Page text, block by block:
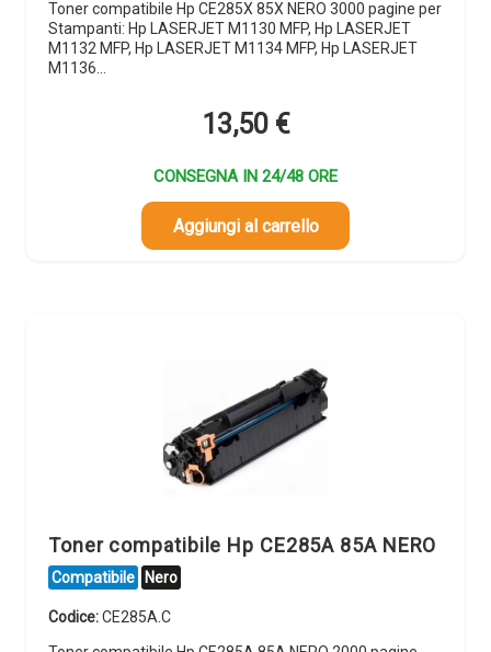
Toner compatibile Hp CE285X 85X NERO 3000 pagine per
Stampanti: Hp LASERJET M1130 MFP, Hp LASERJET
M1132 MFP, Hp LASERJET M1134 MFP, Hp LASERJET
M1136…
13,50 €
CONSEGNA IN 24/48 ORE
Aggiungi al carrello
Toner compatibile Hp CE285A 85A NERO
Compatibile Nero
Codice:CE285A.C